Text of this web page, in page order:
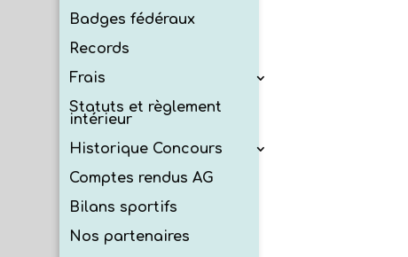
Badges fédéraux
Records
Frais
Statuts et règlement
intérieur
Historique Concours
Comptes rendus AG
Bilans sportifs
Nos partenaires